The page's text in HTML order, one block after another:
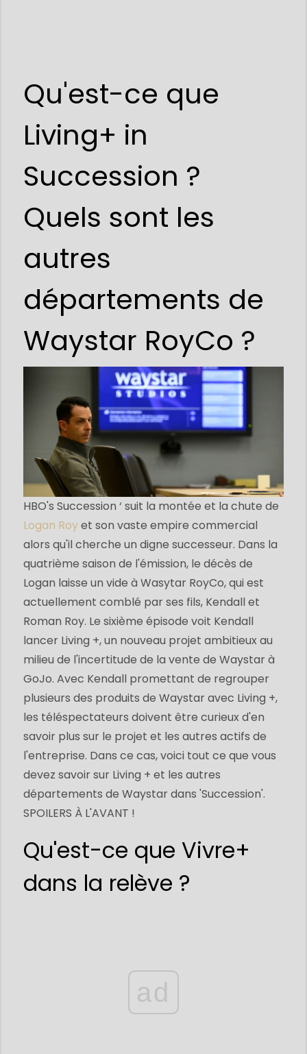
Qu'est-ce que
Living+ in
Succession ?
Quels sont les
autres
départements de
Waystar RoyCo ?
HBO's Succession ‘ suit la montée et la chute de
Logan Royet son vaste empire commercial
alors qu'il cherche un digne successeur. Dans la
quatrième saison de l'émission, le décès de
Logan laisse un vide à Wasytar RoyCo, qui est
actuellement comblé par ses fils, Kendall et
Roman Roy. Le sixième épisode voit Kendall
lancer Living +, un nouveau projet ambitieux au
milieu de l'incertitude de la vente de Waystar à
GoJo. Avec Kendall promettant de regrouper
plusieurs des produits de Waystar avec Living +,
les téléspectateurs doivent être curieux d'en
savoir plus sur le projet et les autres actifs de
l'entreprise. Dans ce cas, voici tout ce que vous
devez savoir sur Living + et les autres
départements de Waystar dans 'Succession'.
SPOILERS À L'AVANT !
Qu'est-ce que Vivre+
dans la relève ?
ad